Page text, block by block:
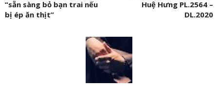
“sẵn sàng bỏ bạn trai nếu
bị ép ăn thịt”
Huệ Hưng PL.2564 –
DL.2020